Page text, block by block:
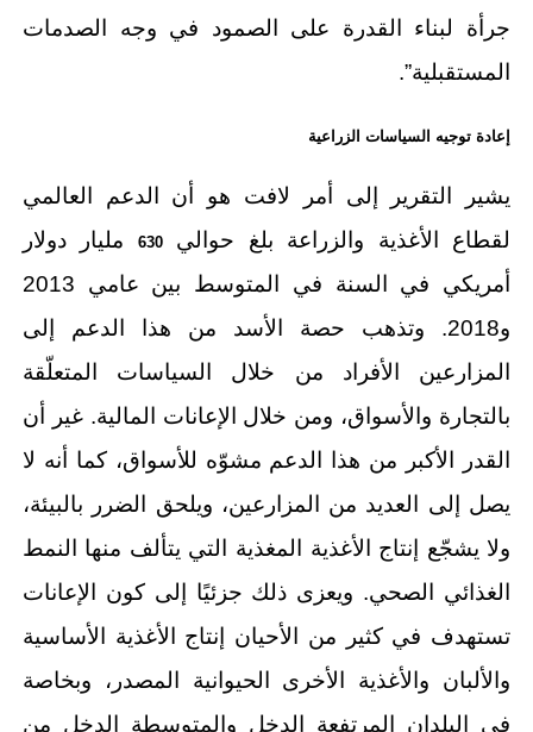
جرأة لبناء القدرة على الصمود في وجه الصدمات
المستقبلية”.
إعادة توجيه السياسات الزراعية
يشير التقرير إلى أمر لافت هو أن الدعم العالمي
لقطاع الأغذية والزراعة بلغ حوالي630
مليار دولار
أمريكي في السنة في المتوسط بين عامي 2013
و2018. وتذهب حصة الأسد من هذا الدعم إلى
المزارعين الأفراد من خلال السياسات المتعلّقة
بالتجارة والأسواق، ومن خلال الإعانات المالية. غير أن
القدر الأكبر من هذا الدعم مشوّه للأسواق، كما أنه لا
يصل إلى العديد من المزارعين، ويلحق الضرر بالبيئة،
ولا يشجّع إنتاج الأغذية المغذية التي يتألف منها النمط
الغذائي الصحي. ويعزى ذلك جزئيًا إلى كون الإعانات
تستهدف في كثير من الأحيان إنتاج الأغذية الأساسية
والألبان والأغذية الأخرى الحيوانية المصدر، وبخاصة
في البلدان المرتفعة الدخل والمتوسطة الدخل من